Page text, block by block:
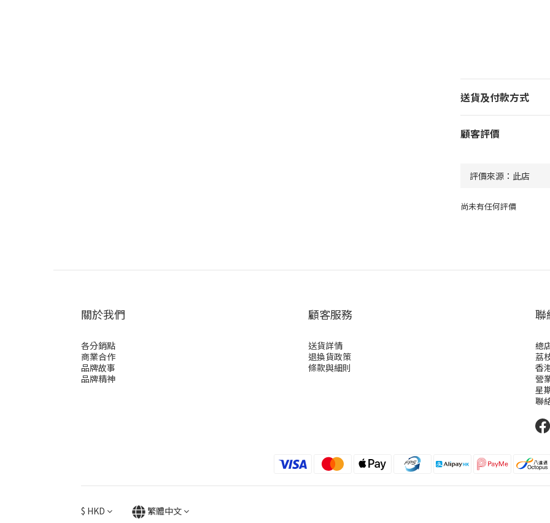
送貨及付款方式
顧客評價
尚未有任何評價
關於我們
各分銷點
商業合作
品牌故事
品牌精神
顧客服務
送貨詳情
退換貨政策
條款與細則
聯
總
荔
香
營
星
聯
$ HKD 繁體中文